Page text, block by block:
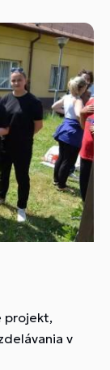
projekt,
v